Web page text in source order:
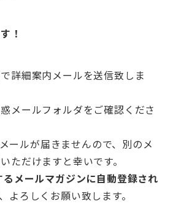
！
詳細案内メールを送信致しま
メールフォルダをご確認くださ
ールが届きませんので、別のメ
ただけますと幸いです。
メールマガジンに自動登録され
よろしくお願い致します。